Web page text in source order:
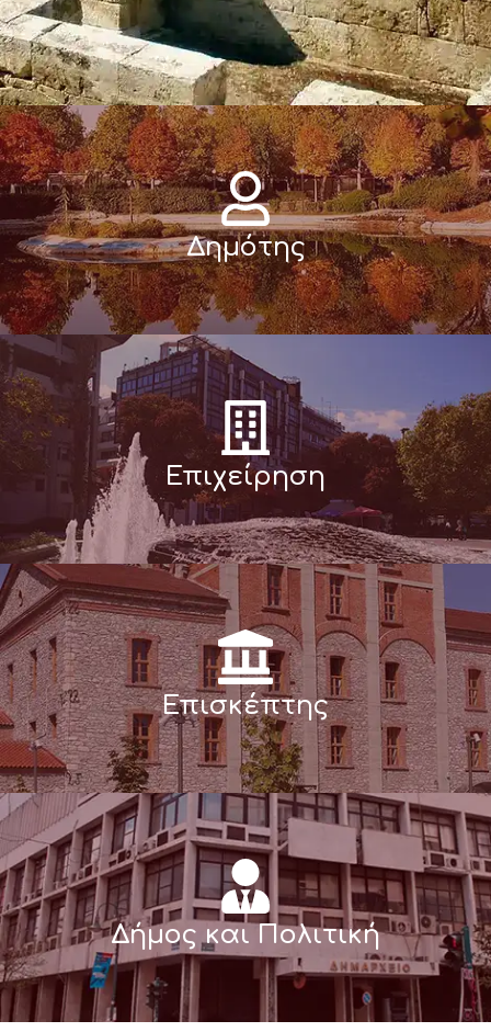
Δημότης
Επιχείρηση
Επισκέπτης
Δήμος και Πολιτική